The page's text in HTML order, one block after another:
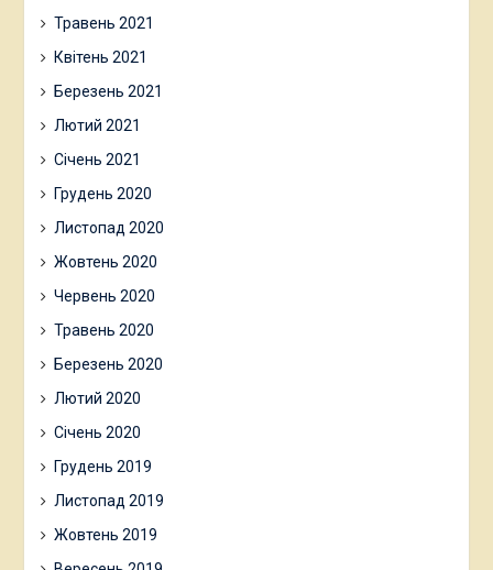
Травень 2021
Квітень 2021
Березень 2021
Лютий 2021
Січень 2021
Грудень 2020
Листопад 2020
Жовтень 2020
Червень 2020
Травень 2020
Березень 2020
Лютий 2020
Січень 2020
Грудень 2019
Листопад 2019
Жовтень 2019